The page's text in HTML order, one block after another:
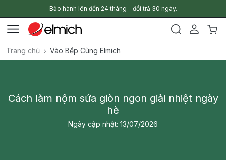
Bảo hành lên đến 24 tháng - đổi trả 30 ngày.
Trang chủ Vào Bếp Cùng Elmich
Cách làm nộm sứa giòn ngon giải nhiệt ngày
hè
Ngày cập nhật: 13/07/2026